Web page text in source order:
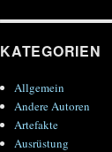
KATEGORIEN
Allgemein
Andere Autoren
Artefakte
Ausrüstung